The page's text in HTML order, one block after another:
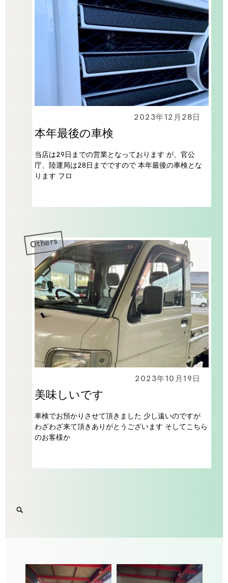
2023年12月28日
本年最後の車検
当店は29日までの営業となっております が、官公
庁、陸運局は28日までですので 本年最後の車検とな
ります フロ
2023年10月19日
美味しいです
車検でお預かりさせて頂きました 少し遠いのですが
わざわざ来て頂きありがとうございます そしてこちら
のお客様か
Others
Search